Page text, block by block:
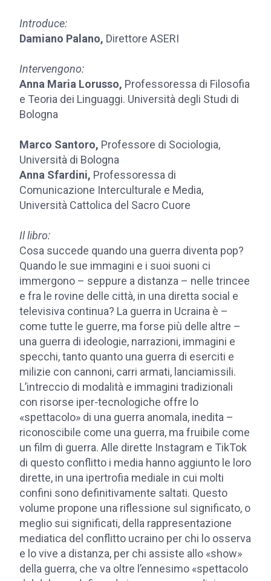
Introduce:
Damiano Palano, Direttore ASERI
Intervengono:
Anna Maria Lorusso, Professoressa di Filosofia
e Teoria dei Linguaggi. Università degli Studi di
Bologna
Marco Santoro, Professore di Sociologia,
Università di Bologna
Anna Sfardini, Professoressa di
Comunicazione Interculturale e Media,
Università Cattolica del Sacro Cuore
Il libro:
Cosa succede quando una guerra diventa pop?
Quando le sue immagini e i suoi suoni ci
immergono – seppure a distanza – nelle trincee
e fra le rovine delle città, in una diretta social e
televisiva continua? La guerra in Ucraina è –
come tutte le guerre, ma forse più delle altre –
una guerra di ideologie, narrazioni, immagini e
specchi, tanto quanto una guerra di eserciti e
milizie con cannoni, carri armati, lanciamissili.
L’intreccio di modalità e immagini tradizionali
con risorse iper-tecnologiche offre lo
«spettacolo» di una guerra anomala, inedita –
riconoscibile come una guerra, ma fruibile come
un film di guerra. Alle dirette Instagram e TikTok
di questo conflitto i media hanno aggiunto le loro
dirette, in una ipertrofia mediale in cui molti
confini sono definitivamente saltati. Questo
volume propone una riflessione sul significato, o
meglio sui significati, della rappresentazione
mediatica del conflitto ucraino per chi lo osserva
e lo vive a distanza, per chi assiste allo «show»
della guerra, che va oltre l’ennesimo «spettacolo